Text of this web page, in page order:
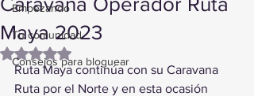
Empezando
Tu comunidad
Consejos para bloguear
Maya 2023
Obtuvo NaN de 5 estrellas.
Ruta Maya continúa con su Caravana
Ruta por el Norte y en esta ocasión